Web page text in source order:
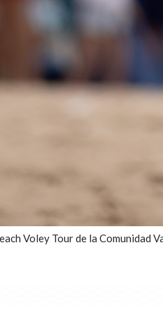
Voley Tour de la Comunidad